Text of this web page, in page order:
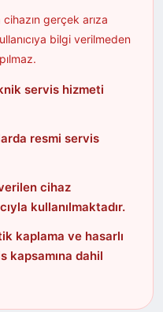
gerçek arıza
bilgi verilmeden
servis hizmeti
resmi servis
cihaz
kullanılmaktadır.
kaplama ve hasarlı
kapsamına dahil